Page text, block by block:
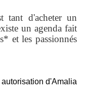
tant d'acheter un
un agenda fait
et les passionnés
d'Amalia